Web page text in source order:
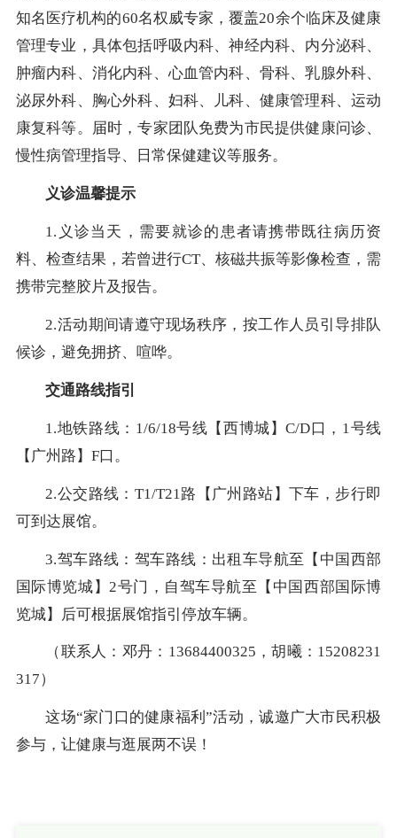
知名医疗机构的60名权威专家，覆盖20余个临床及健康
管理专业，具体包括呼吸内科、神经内科、内分泌科、
肿瘤内科、消化内科、心血管内科、骨科、乳腺外科、
泌尿外科、胸心外科、妇科、儿科、健康管理科、运动
康复科等。届时，专家团队免费为市民提供健康问诊、
慢性病管理指导、日常保健建议等服务。
义诊温馨提示
1.义诊当天，需要就诊的患者请携带既往病历资
料、检查结果，若曾进行CT、核磁共振等影像检查，需
携带完整胶片及报告。
2.活动期间请遵守现场秩序，按工作人员引导排队
候诊，避免拥挤、喧哗。
交通路线指引
1.地铁路线：1/6/18号线【西博城】C/D口，1号线
【广州路】F口。
2.公交路线：T1/T21路【广州路站】下车，步行即
可到达展馆。
3.驾车路线：驾车路线：出租车导航至【中国西部
国际博览城】2号门，自驾车导航至【中国西部国际博
览城】后可根据展馆指引停放车辆。
（联系人：邓丹：13684400325，胡曦：15208231
317）
这场“家门口的健康福利”活动，诚邀广大市民积极
参与，让健康与逛展两不误！